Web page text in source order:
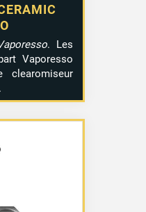
. Les
Vaporesso